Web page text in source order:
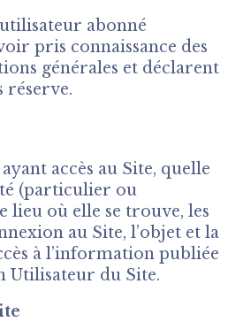
abonné
pris connaissance des
générales et déclarent
réserve.
accès au Site, quelle
(particulier ou
lieu où elle se trouve, les
au Site, l’objet et la
à l’information publiée
Utilisateur du Site.